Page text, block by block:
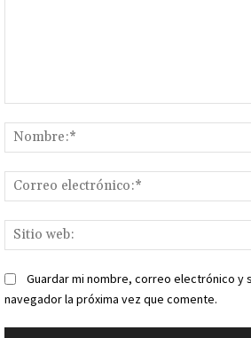
Guardar mi nombre, correo electrónico y
navegador la próxima vez que comente.